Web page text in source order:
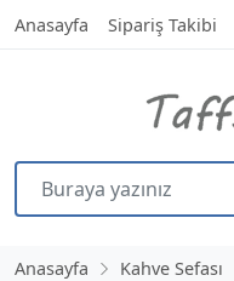
Anasayfa Sipariş Takibi
Anasayfa Kahve Sefası